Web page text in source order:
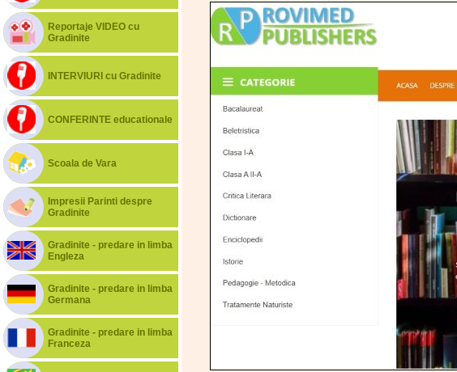
Reportaje VIDEO cu
Gradinite
INTERVIURI cu Gradinite
CONFERINTE educationale
Scoala de Vara
Impresii Parinti despre
Gradinite
Gradinite - predare in limba
Engleza
Gradinite - predare in limba
Germana
Gradinite - predare in limba
Franceza